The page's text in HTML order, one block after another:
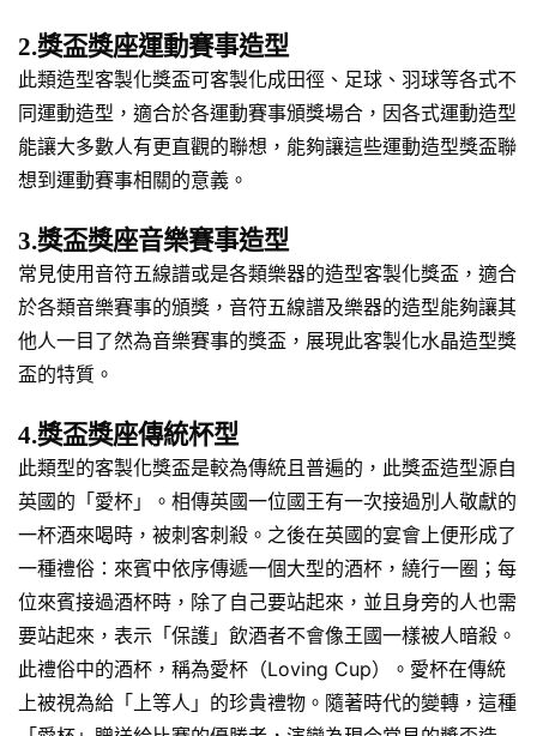
2.獎盃獎座運動賽事造型
此類造型客製化獎盃可客製化成田徑、足球、羽球等各式不
同運動造型，適合於各運動賽事頒獎場合，因各式運動造型
能讓大多數人有更直觀的聯想，能夠讓這些運動造型獎盃聯
想到運動賽事相關的意義。
3.獎盃獎座音樂賽事造型
常見使用音符五線譜或是各類樂器的造型客製化獎盃，適合
於各類音樂賽事的頒獎，音符五線譜及樂器的造型能夠讓其
他人一目了然為音樂賽事的獎盃，展現此客製化水晶造型獎
盃的特質。
4.獎盃獎座傳統杯型
此類型的客製化獎盃是較為傳統且普遍的，此獎盃造型源自
英國的「愛杯」。相傳英國一位國王有一次接過別人敬獻的
一杯酒來喝時，被刺客刺殺。之後在英國的宴會上便形成了
一種禮俗：來賓中依序傳遞一個大型的酒杯，繞行一圈；每
位來賓接過酒杯時，除了自己要站起來，並且身旁的人也需
要站起來，表示「保護」飲酒者不會像王國一樣被人暗殺。
此禮俗中的酒杯，稱為愛杯（Loving Cup）。愛杯在傳統
上被視為給「上等人」的珍貴禮物。隨著時代的變轉，這種